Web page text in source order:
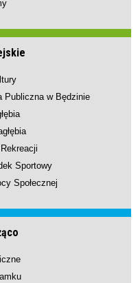
Publiczna w Będzinie
Sportowy
Społecznej